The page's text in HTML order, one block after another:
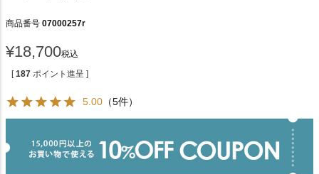
商品番号 07000257r
¥18,700税込
[ 187 ポイント進呈 ]
5.00 （5件）